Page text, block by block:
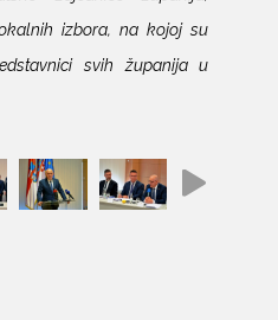
izbora, na kojoj su
svih županija u